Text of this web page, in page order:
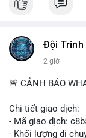
Đội Trinh
2 giờ
🚨 CẢNH BÁO
Chi tiết giao dịch:
- Mã giao dịch:
- Khối lượng di